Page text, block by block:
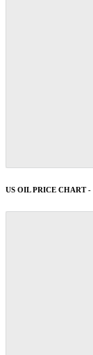
US OIL PRICE CHART